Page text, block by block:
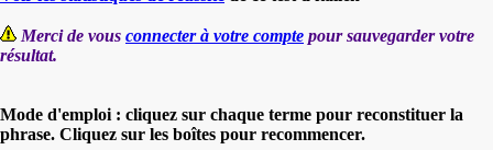
Merci de vous connecter à votre compte pour sauvegarder votre
résultat.
Mode d'emploi : cliquez sur chaque terme pour reconstituer la
phrase. Cliquez sur les boîtes pour recommencer.